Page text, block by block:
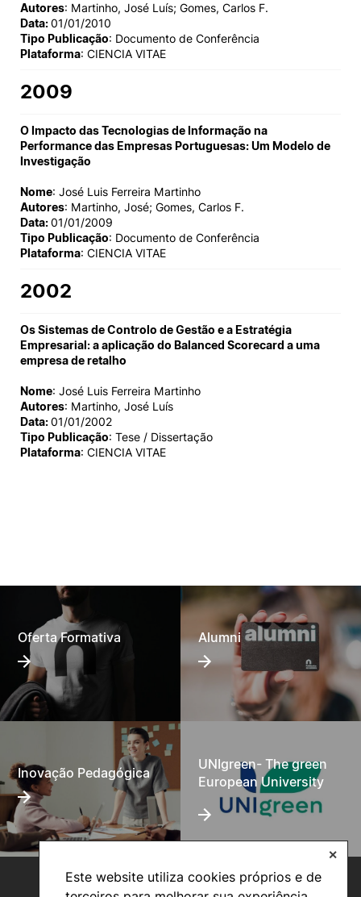
Este website utiliza cookies próprios e de
✕
Autores: Martinho, José Luís; Gomes, Carlos F.
Data:01/01/2010
Tipo Publicação: Documento de Conferência
Plataforma: CIENCIA VITAE
2009
O Impacto das Tecnologias de Informação na
Performance das Empresas Portuguesas: Um Modelo de
Investigação
Nome: José Luis Ferreira Martinho
Autores: Martinho, José; Gomes, Carlos F.
Data:01/01/2009
Tipo Publicação: Documento de Conferência
Plataforma: CIENCIA VITAE
2002
Os Sistemas de Controlo de Gestão e a Estratégia
Empresarial: a aplicação do Balanced Scorecard a uma
empresa de retalho
Nome: José Luis Ferreira Martinho
Autores: Martinho, José Luís
Data:01/01/2002
Tipo Publicação: Tese / Dissertação
Plataforma: CIENCIA VITAE
Oferta Formativa Alumni
Inovação Pedagógica
UNIgreen- The green
European University